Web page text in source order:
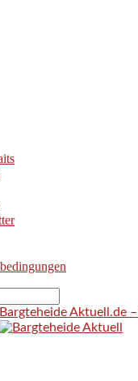
Bargteheide Aktuell.de